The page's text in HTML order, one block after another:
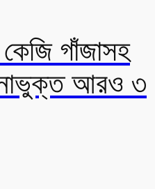
কেজি গাঁজাসহ
আরও ৩